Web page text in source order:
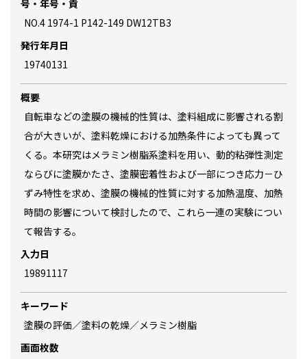
号・年号・貢
NO.4 1974-1 P142-149 DW12TB3
発行年月日
19740131
概要
自転車などの塗膜の機械的性質は、塗料組成に影響される割
合が大きいが、塗料乾燥における加熱条件によっても異って
くる。本研究はメラミン樹脂系塗料を用い、動的粘弾性測定
ならびに塗膜かたさ、塗膜密着性および一部につき応力－ひ
ずみ特性を求め、塗膜の機械的性質に対する加熱温度、加熱
時間の影響について検討したので、これら一連の実験につい
て報告する。
入力日
19891117
キーワード
塗膜の評価／塗料の乾燥／メラミン樹脂
画面枚数